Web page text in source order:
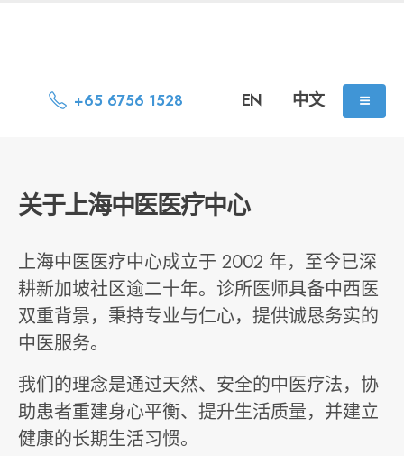
+65 6756 1528 EN 中文
关于上海中医医疗中心
上海中医医疗中心成立于 2002 年，至今已深
耕新加坡社区逾二十年。诊所医师具备中西医
双重背景，秉持专业与仁心，提供诚恳务实的
中医服务。
我们的理念是通过天然、安全的中医疗法，协
助患者重建身心平衡、提升生活质量，并建立
健康的长期生活习惯。